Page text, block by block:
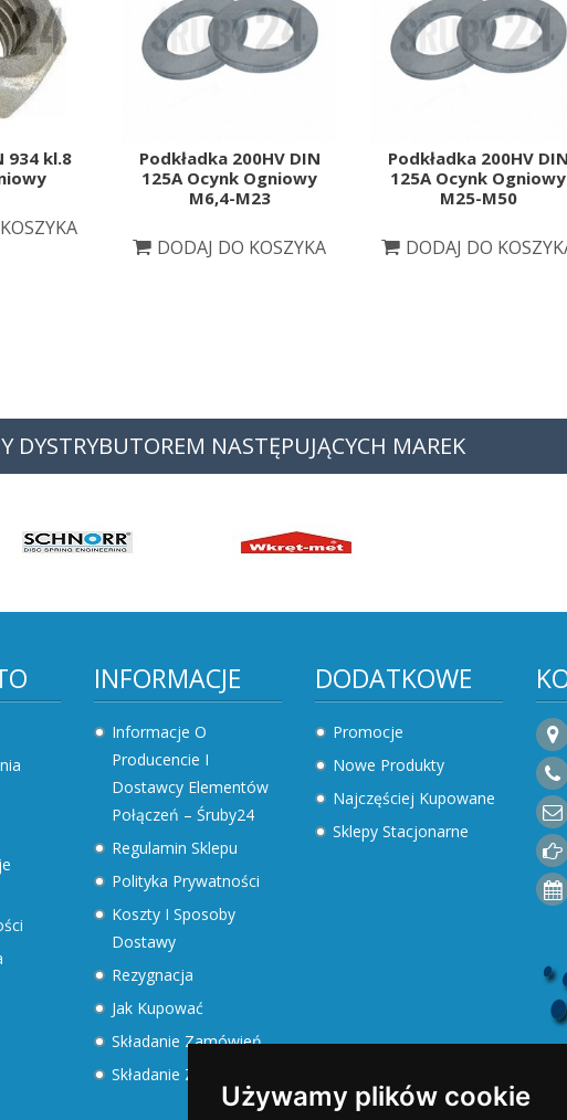
Używamy plików cookie
934 kl.8
Podkładka 200HV DIN
125A Ocynk Ogniowy
M6,4-M23
DODAJ DO KOSZYKA
Podkładka 200HV DIN
125A Ocynk Ogniowy
M25-M50
DODAJ DO
DYSTRYBUTOREM NASTĘPUJĄCYCH MAREK
INFORMACJE
Informacje O
Producencie I
Dostawcy Elementów
Połączeń – Śruby24
Regulamin Sklepu
Polityka Prywatności
Koszty I Sposoby
Dostawy
Rezygnacja
Jak Kupować
Składanie Zamówień
Składanie Zapytań
DODATKOWE
Promocje
Nowe Produkty
Najczęściej Kupowane
Sklepy Stacjonarne